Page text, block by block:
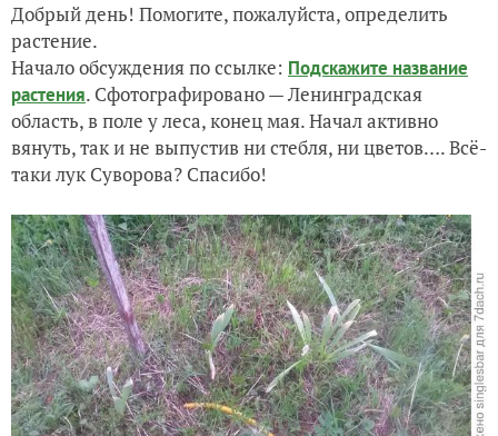
Добрый день! Помогите, пожалуйста, определить
растение.
Начало обсуждения по ссылке: Подскажите название
растения. Сфотографировано — Ленинградская
область, в поле у леса, конец мая. Начал активно
вянуть, так и не выпустив ни стебля, ни цветов…. Всё-
таки лук Суворова? Спасибо!